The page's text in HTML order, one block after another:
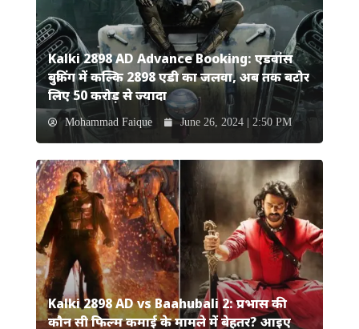
Kalki 2898 AD Advance Booking: एडवांस
बुकिंग में कल्कि 2898 एडी का जलवा, अब तक बटोर
लिए 50 करोड़ से ज्यादा
Mohammad Faique June 26, 2024 | 2:50 PM
Kalki 2898 AD vs Baahubali 2: प्रभास की
कौन सी फिल्म कमाई के मामले में बेहतर? आइए